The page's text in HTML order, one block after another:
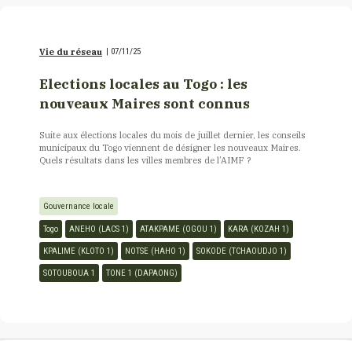
Vie du réseau 07/11/25
Elections locales au Togo : les
nouveaux Maires sont connus
Suite aux élections locales du mois de juillet dernier, les conseils
municipaux du Togo viennent de désigner les nouveaux Maires.
Quels résultats dans les villes membres de l’AIMF ?
Gouvernance locale
Togo ANEHO (LACS 1) ATAKPAME (OGOU 1) KARA (KOZAH 1)
KPALIME (KLOTO 1) NOTSE (HAHO 1) SOKODE (TCHAOUDJO 1)
SOTOUBOUA 1 TONE 1 (DAPAONG)